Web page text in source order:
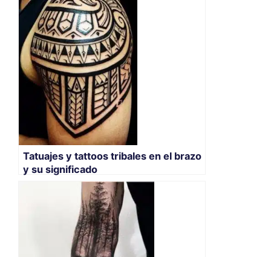
Tatuajes y tattoos tribales en el brazo
y su significado